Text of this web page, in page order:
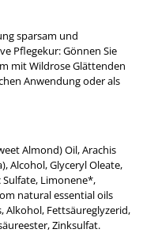
sparsam und
Pflegekur: Gönnen Sie
mit Wildrose Glättenden
Anwendung oder als
Almond) Oil, Arachis
Alcohol, Glyceryl Oleate,
Sulfate, Limonene*,
natural essential oils
Alkohol, Fettsäureglyzerid,
Zinksulfat.